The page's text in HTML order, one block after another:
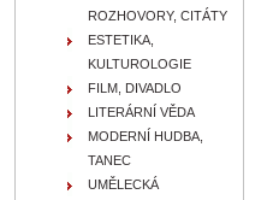
ROZHOVORY, CITÁTY
ESTETIKA,
KULTUROLOGIE
FILM, DIVADLO
LITERÁRNÍ VĚDA
MODERNÍ HUDBA,
TANEC
UMĚLECKÁ